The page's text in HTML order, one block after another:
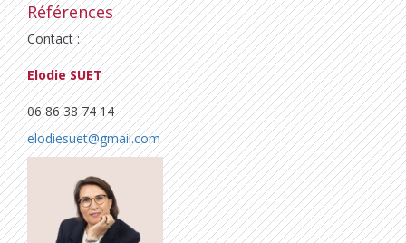
Références
Contact :
Elodie SUET
06 86 38 74 14
elodiesuet@gmail.com